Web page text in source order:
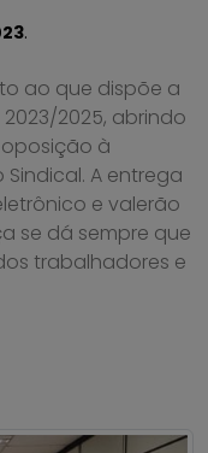
.
ao que dispõe a
2025, abrindo
à
A entrega
e valerão
se dá sempre que
trabalhadores e